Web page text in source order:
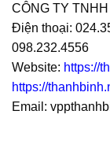
CÔNG TY
Điện thoại:
098.232.4556
Website: https://
https://
Email: